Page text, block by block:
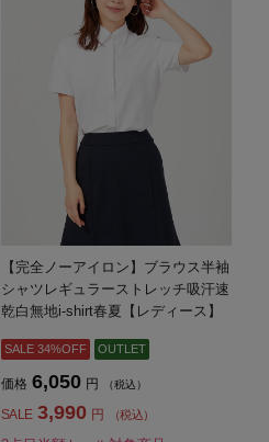
【完全ノーアイロン】ブラウス半袖
シャツレギュラーストレッチ吸汗速
乾白無地i-shirt春夏【レディース】
SALE 34%OFF OUTLET
価格 6,050 円 （税込）
SALE 3,990 円 （税込）